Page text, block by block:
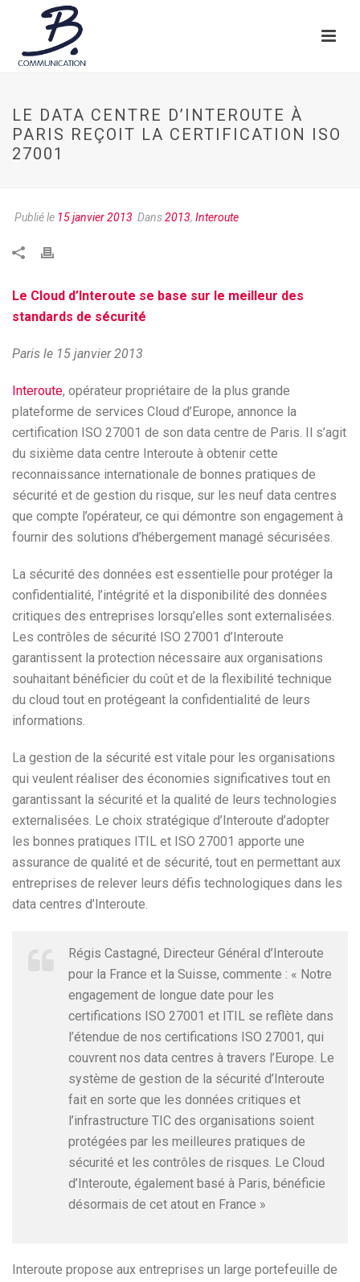
LE DATA CENTRE D’INTEROUTE À
PARIS REÇOIT LA CERTIFICATION ISO
27001
Publié le 15 janvier 2013 Dans2013, Interoute
Le Cloud d’Interoute se base sur le meilleur des
standards de sécurité
Paris le 15 janvier 2013
Interoute, opérateur propriétaire de la plus grande
plateforme de services Cloud d’Europe, annonce la
certification ISO 27001 de son data centre de Paris. Il s’agit
du sixième data centre Interoute à obtenir cette
reconnaissance internationale de bonnes pratiques de
sécurité et de gestion du risque, sur les neuf data centres
que compte l’opérateur, ce qui démontre son engagement à
fournir des solutions d’hébergement managé sécurisées.
La sécurité des données est essentielle pour protéger la
confidentialité, l’intégrité et la disponibilité des données
critiques des entreprises lorsqu’elles sont externalisées.
Les contrôles de sécurité ISO 27001 d’Interoute
garantissent la protection nécessaire aux organisations
souhaitant bénéficier du coût et de la flexibilité technique
du cloud tout en protégeant la confidentialité de leurs
informations.
La gestion de la sécurité est vitale pour les organisations
qui veulent réaliser des économies significatives tout en
garantissant la sécurité et la qualité de leurs technologies
externalisées. Le choix stratégique d’Interoute d’adopter
les bonnes pratiques ITIL et ISO 27001 apporte une
assurance de qualité et de sécurité, tout en permettant aux
entreprises de relever leurs défis technologiques dans les
data centres d’Interoute.
Régis Castagné, Directeur Général d’Interoute
pour la France et la Suisse, commente : « Notre
engagement de longue date pour les
certifications ISO 27001 et ITIL se reflète dans
l’étendue de nos certifications ISO 27001, qui
couvrent nos data centres à travers l’Europe. Le
système de gestion de la sécurité d’Interoute
fait en sorte que les données critiques et
l’infrastructure TIC des organisations soient
protégées par les meilleures pratiques de
sécurité et les contrôles de risques. Le Cloud
d’Interoute, également basé à Paris, bénéficie
désormais de cet atout en France »
Interoute propose aux entreprises un large portefeuille de